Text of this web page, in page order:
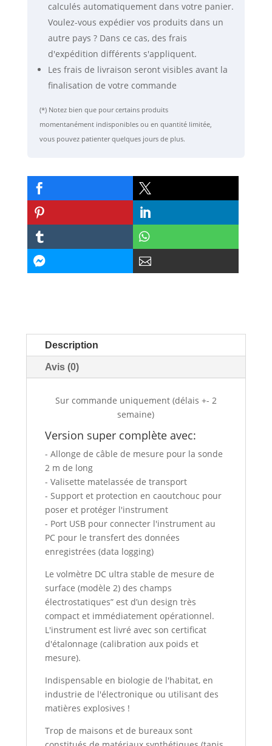
calculés automatiquement dans votre panier.
Voulez-vous expédier vos produits dans un
autre pays ? Dans ce cas, des frais
d'expédition différents s'appliquent.
Les frais de livraison seront visibles avant la
finalisation de votre commande
(*) Notez bien que pour certains produits
momentanément indisponibles ou en quantité limitée,
vous pouvez patienter quelques jours de plus.








Description
Avis (0)
Sur commande uniquement (délais +- 2
semaine)
Version super complète avec:
- Allonge de câble de mesure pour la sonde
2 m de long
- Valisette matelassée de transport
- Support et protection en caoutchouc pour
poser et protéger l'instrument
- Port USB pour connecter l'instrument au
PC pour le transfert des données
enregistrées (data logging)
Le volmètre DC ultra stable de mesure de
surface (modèle 2) des champs
électrostatiques” est d’un design très
compact et immédiatement opérationnel.
L'instrument est livré avec son certificat
d'étalonnage (calibration aux poids et
mesure).
Indispensable en biologie de l'habitat, en
industrie de l'électronique ou utilisant des
matières explosives !
Trop de maisons et de bureaux sont